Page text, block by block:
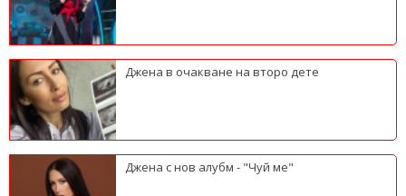
Джена в очакване на второ дете
Джена с нов алубм - "Чуй ме"